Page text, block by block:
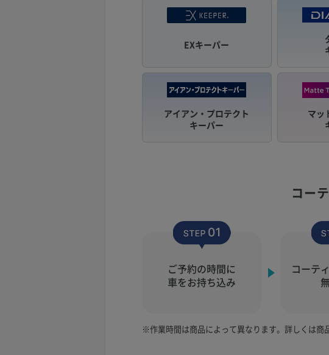
EXキーパー
アイアン・プロテクト
キーパー
マッ
コー
ご予約の時間に
車をお持ち込み
コーテ
※作業時間は商品によって異なります。詳しくは商